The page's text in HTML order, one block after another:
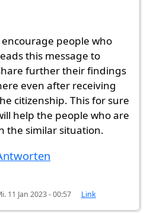
people who
this message to
further their findings
even after receiving
citizenship. This for sure
help the people who are
the similar situation.
11 Jan 2023 - 00:57 Link